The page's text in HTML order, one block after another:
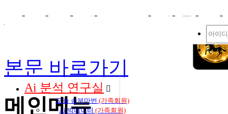
Ai 분석 연구실
오늘 승부마번 (가족회원)
Ai 빅데이터(가족회원)
감사이벤트 진행합
본문 바로가기
메인메뉴